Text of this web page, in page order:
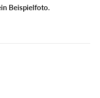
Beispielfoto.